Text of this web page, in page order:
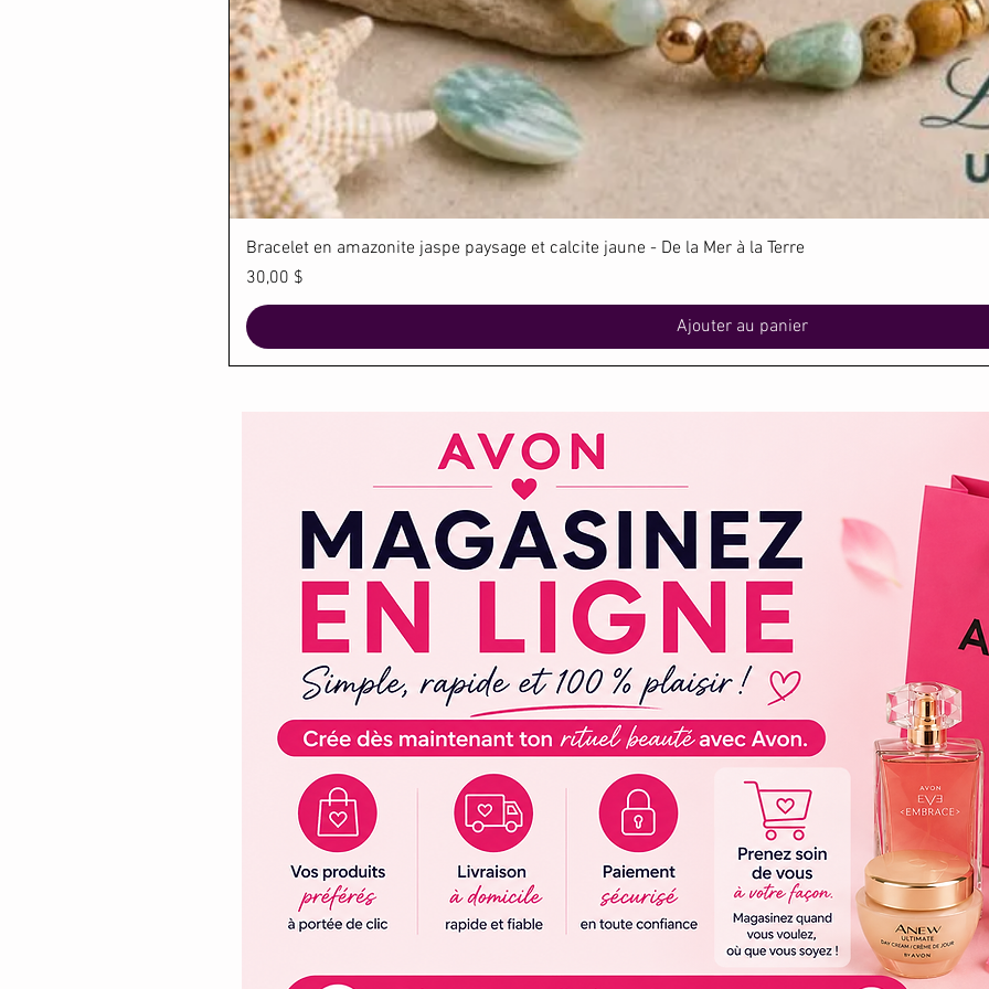
Aperçu rapide
Bracelet en amazonite jaspe paysage et calcite jaune - De la Mer à la Terre
Prix
30,00 $
Ajouter au panier